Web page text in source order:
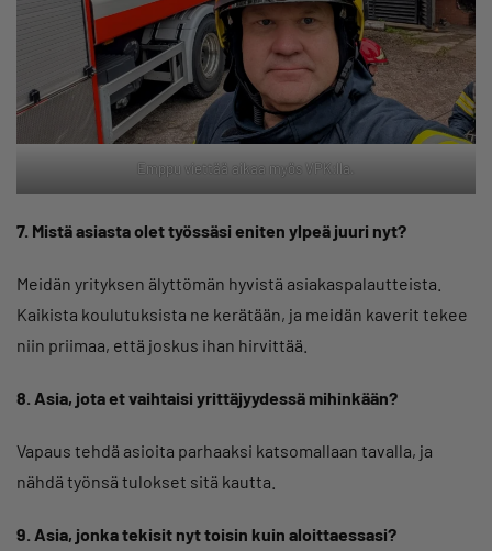
Emppu viettää aikaa myös VPK:lla.
7. Mistä asiasta olet työssäsi eniten ylpeä juuri nyt?
Meidän yrityksen älyttömän hyvistä asiakaspalautteista.
Kaikista koulutuksista ne kerätään, ja meidän kaverit tekee
niin priimaa, että joskus ihan hirvittää.
8. Asia, jota et vaihtaisi yrittäjyydessä mihinkään?
Vapaus tehdä asioita parhaaksi katsomallaan tavalla, ja
nähdä työnsä tulokset sitä kautta.
9. Asia, jonka tekisit nyt toisin kuin aloittaessasi?